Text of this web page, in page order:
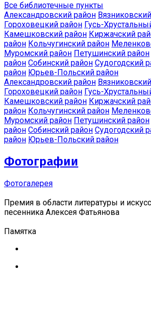
Все библиотечные пункты
Александровский район
Гороховецкий район Гусь-
Камешковский район Киржачский
район Кольчугинский район
Муромский район Петушинский район
район Собинский район Судогодский
район Юрьев-Польский район
Александровский район
Гороховецкий район Гусь-
Камешковский район Киржачский
район Кольчугинский район
Муромский район Петушинский район
район Собинский район Судогодский
район Юрьев-Польский район
Фотографии
Фотогалерея
Премия в области литературы и
песенника Алексея Фатьянова
Памятка